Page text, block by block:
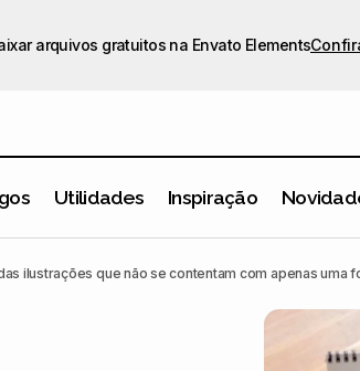
arquivos gratuitos na Envato Elements
Utilidades Inspiração
ilustrações que não se contentam com apenas uma